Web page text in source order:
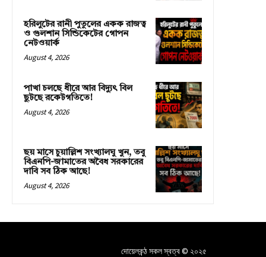
হরিলুটের রানী পুতুলের একক রাজত্ব
ও গুলশান সিন্ডিকেটের গোপন
নেটওয়ার্ক
August 4, 2026
পাখা চলছে ধীরে আর বিদ্যুৎ বিল
ছুটছে রকেটগতিতে!
August 4, 2026
ছয় মাসে চুয়াল্লিশ সংখ্যালঘু খুন, তবু
বিএনপি-জামাতের অবৈধ সরকারের
দাবি সব ঠিক আছে!
August 4, 2026
দোয়েলকন্ঠ সকল স্বত্ব © ২০২৫